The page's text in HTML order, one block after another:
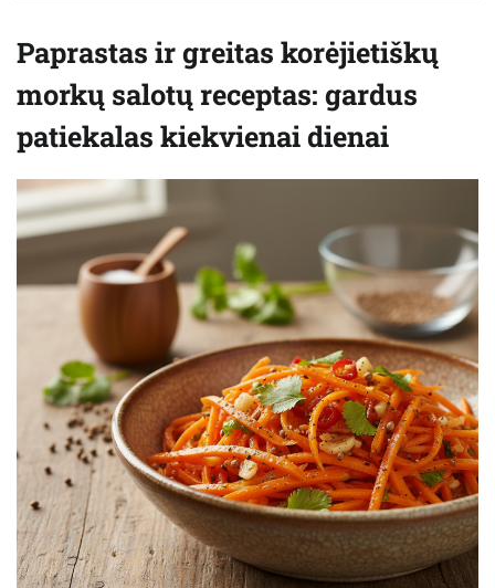
Paprastas ir greitas korėjietiškų
morkų salotų receptas: gardus
patiekalas kiekvienai dienai